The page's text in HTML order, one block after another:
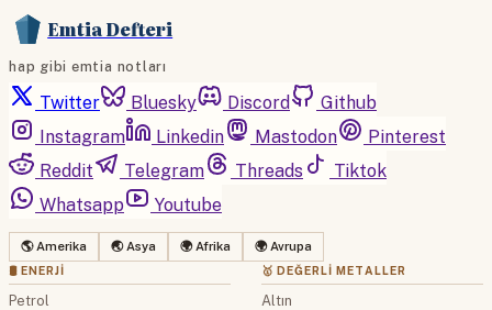
Emtia Defteri
hap gibi emtia notları
Twitter Bluesky Discord
Github
Instagram
Linkedin Mastodon
Pinterest
Reddit
Telegram Threads
Tiktok
Whatsapp
Youtube
🌎 Amerika 🌏 Asya 🌍 Afrika 🌍 Avrupa
🛢 ENERJI
Petrol
🥇 DEĞERLI METALLER
Altın